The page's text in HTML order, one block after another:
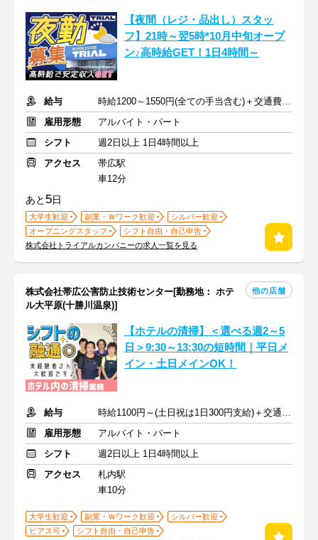
【夜間（レジ・品出し）スタッ
フ】21時～翌5時*10月中旬オープ
ン♪高時給GET！1日4時間～
給与
時給1200～1550円(全ての手当含む)＋交通費(月3万円まで)
雇用形態
アルバイト・パート
シフト
週2日以上 1日4時間以上
アクセス
帯広駅
車12分
あと 5日
大学生歓迎 副業・Ｗワーク歓迎
シルバー歓迎
オープニングスタッフ
シフト自由・自己申告
株式会社トライアルカンパニーの求人一覧を見る
株式会社帯広公害防止技術センター[勤務地： ホテ
ル大平原(十勝川温泉)]
他の店舗
【ホテルの清掃】＜選べる週2～5
日＞9:30～13:30の短時間｜平日メ
イン・土日メインOK！
給与
時給1100円～(土日祝は1日300円支給)＋交通費規定支給
雇用形態
アルバイト・パート
シフト
週2日以上 1日4時間以上
アクセス
札内駅
車10分
大学生歓迎 副業・Ｗワーク歓迎
シルバー歓迎
ピアス可
シフト自由・自己申告